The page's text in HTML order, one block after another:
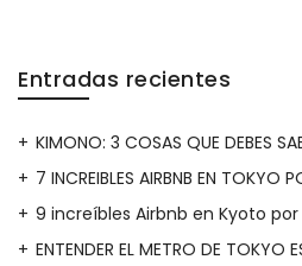
Entradas recientes
KIMONO: 3 COSAS QUE DEBES
7 INCREIBLES AIRBNB EN TOKYO
9 increíbles Airbnb en Kyoto
ENTENDER EL METRO DE TOKYO